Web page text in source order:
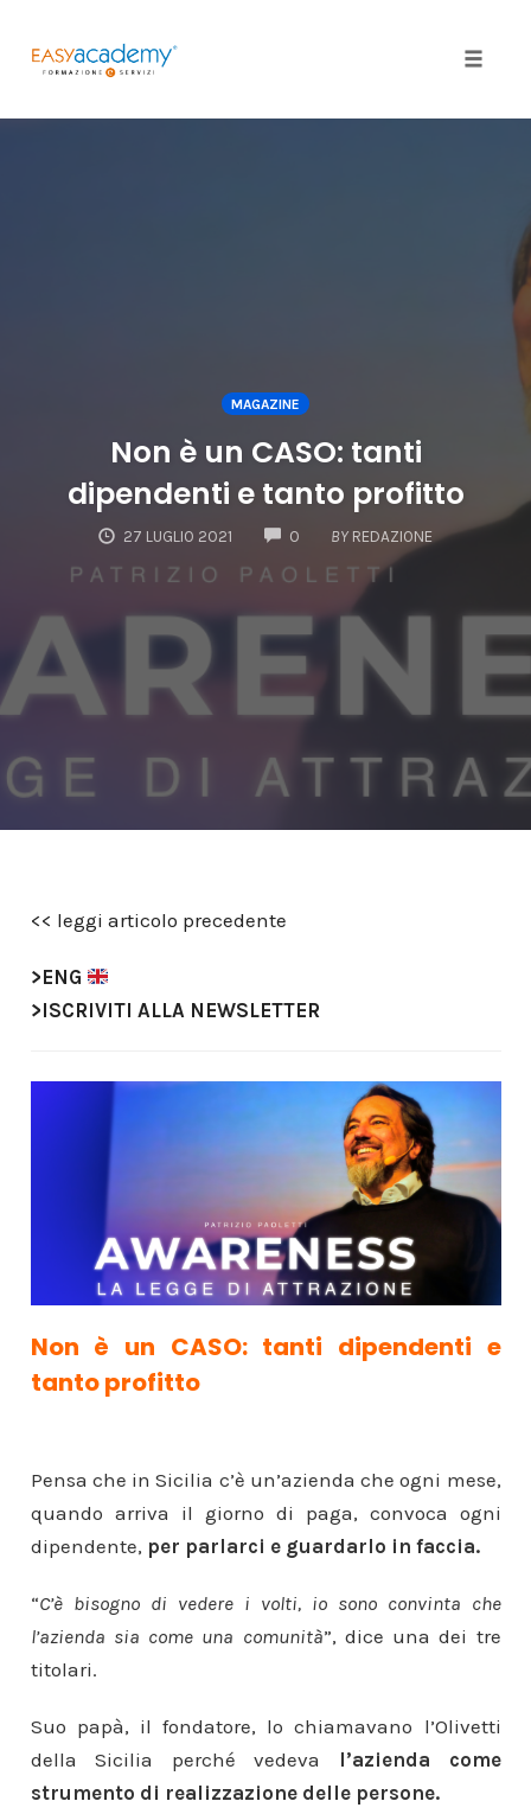
MAGAZINE
Non è un CASO: tanti
dipendenti e tanto profitto
27 LUGLIO 2021 0COMMENTS
BY REDAZIONE
<< leggi articolo precedente
>ENG
>ISCRIVITI ALLA NEWSLETTER
Non è un CASO: tanti dipendenti e
tanto profitto
Pensa che in Sicilia c’è un’azienda che ogni mese,
quando arriva il giorno di paga, convoca ogni
dipendente, per parlarci e guardarlo in faccia.
“C’è bisogno di vedere i volti, io sono convinta che
l’azienda sia come una comunità”, dice una dei tre
titolari.
Suo papà, il fondatore, lo chiamavano l’Olivetti
della Sicilia perché vedeva
l’azienda come
strumento di realizzazione delle persone.